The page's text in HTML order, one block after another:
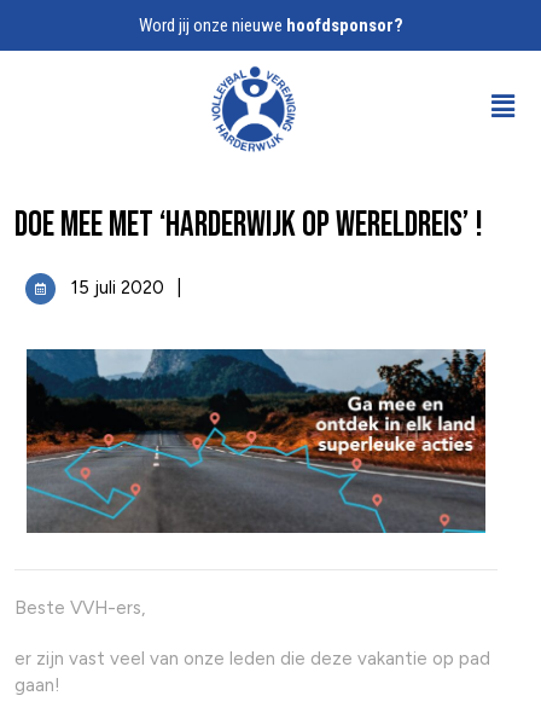
Word jij onze nieuwe hoofdsponsor?
Doe mee met ‘Harderwijk op wereldreis’ !
15 juli 2020
Beste VVH-ers,
er zijn vast veel van onze leden die deze vakantie op pad
gaan!